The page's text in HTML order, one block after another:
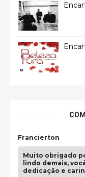
Francierton
Muito obrigado
lindo demais,
dedicação e